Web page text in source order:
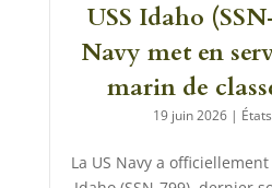
USS Idaho
Navy met en
marin de
19 juin 2026 |
La US Navy a officiellement